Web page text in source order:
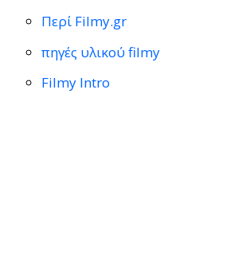
Περί Filmy.gr
πηγές υλικού filmy
Filmy Intro